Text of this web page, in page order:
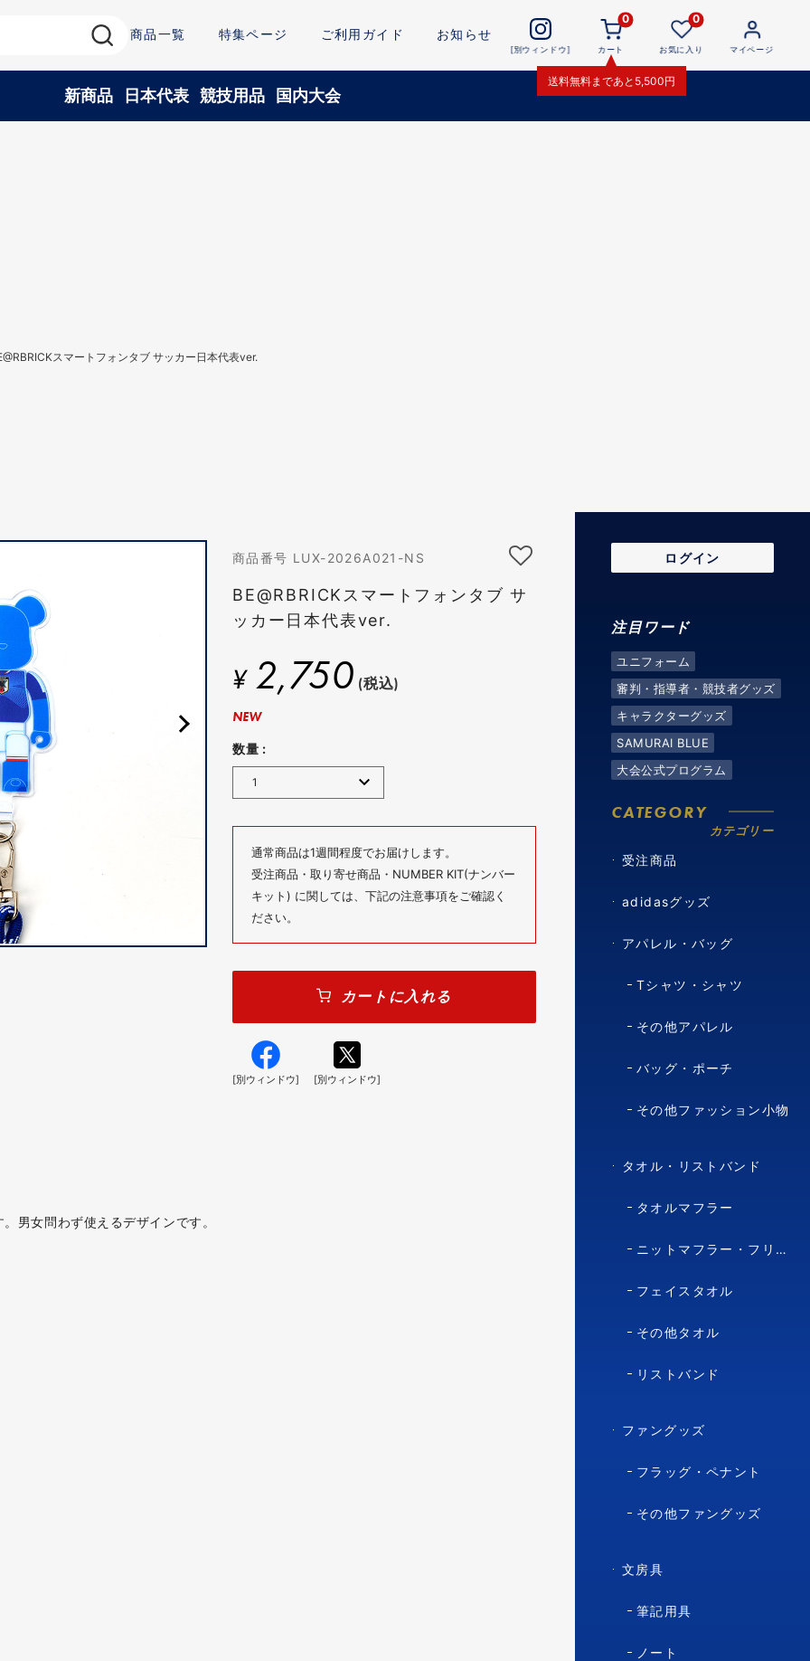
商品一覧 特集ページ ご利用ガイド お知らせ
[別ウィンドウ]
0
カート
送料無料まであと 5,500円
0
お気に入り マイページ
新商品 日本代表 競技用品 国内大会
スマートフォンタブ サッカー日本代表ver.
商品番号 LUX-2026A021-NS
BE@RBRICKスマートフォンタブ サ
ッカー日本代表ver.
¥ 2,750 (税込)
NEW
数量 :
通常商品は1週間程度でお届けします。
受注商品・取り寄せ商品・NUMBER KIT(ナンバー
キット) に関しては、下記の注意事項をご確認く
ださい。
カートに入れる
[別ウィンドウ] [別ウィンドウ]
男女問わず使えるデザインです。
ログイン
注目ワード
ユニフォーム
審判・指導者・競技者グッズ
キャラクターグッズ
SAMURAI BLUE
大会公式プログラム
CATEGORY
カテゴリー
受注商品
adidasグッズ
アパレル・バッグ
Tシャツ・シャツ
その他アパレル
バッグ・ポーチ
その他ファッション小物
タオル・リストバンド
タオルマフラー
ニットマフラー・フリースマフラー
フェイスタオル
その他タオル
リストバンド
ファングッズ
フラッグ・ペナント
その他ファングッズ
文房具
筆記用具
ノート